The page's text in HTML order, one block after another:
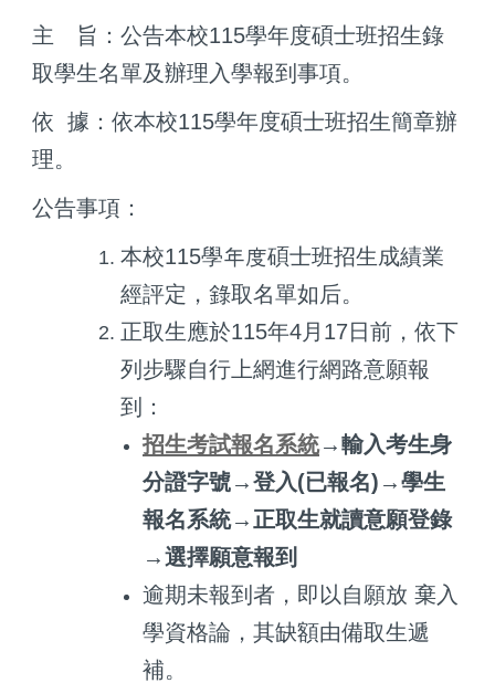
主 旨：公告本校115學年度碩士班招生錄
取學生名單及辦理入學報到事項。
依 據：依本校115學年度碩士班招生簡章辦
理。
公告事項：
本校115學年度碩士班招生成績業
經評定，錄取名單如后。
正取生應於115年4月17日前，依下
列步驟自行上網進行網路意願報
到：
招生考試報名系統→輸入考生身
分證字號→登入(已報名)→學生
報名系統→正取生就讀意願登錄
→選擇願意報到
逾期未報到者，即以自願放 棄入
學資格論，其缺額由備取生遞
補。